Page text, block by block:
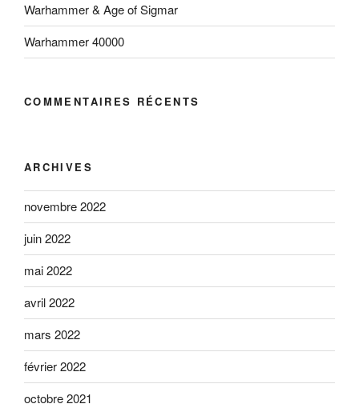
Warhammer & Age of Sigmar
Warhammer 40000
COMMENTAIRES RÉCENTS
ARCHIVES
novembre 2022
juin 2022
mai 2022
avril 2022
mars 2022
février 2022
octobre 2021